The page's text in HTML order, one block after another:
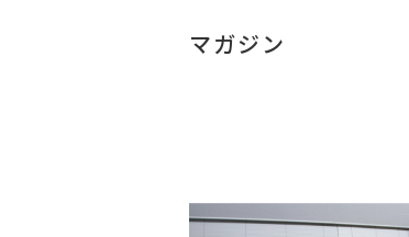
マガジン